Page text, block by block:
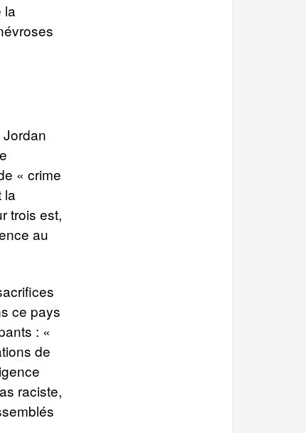
la
« crime
la
trois est,
au
ce pays
: «
de
raciste,